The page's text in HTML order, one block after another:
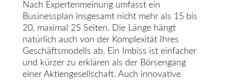
Nach Expertenmeinung umfasst ein
Businessplan insgesamt nicht mehr als 15 bis
20, maximal 25 Seiten. Die Länge hängt
natürlich auch von der Komplexität Ihres
Geschäftsmodells ab. Ein Imbiss ist einfacher
und kürzer zu erklären als der Börsengang
einer Aktiengesellschaft. Auch innovative